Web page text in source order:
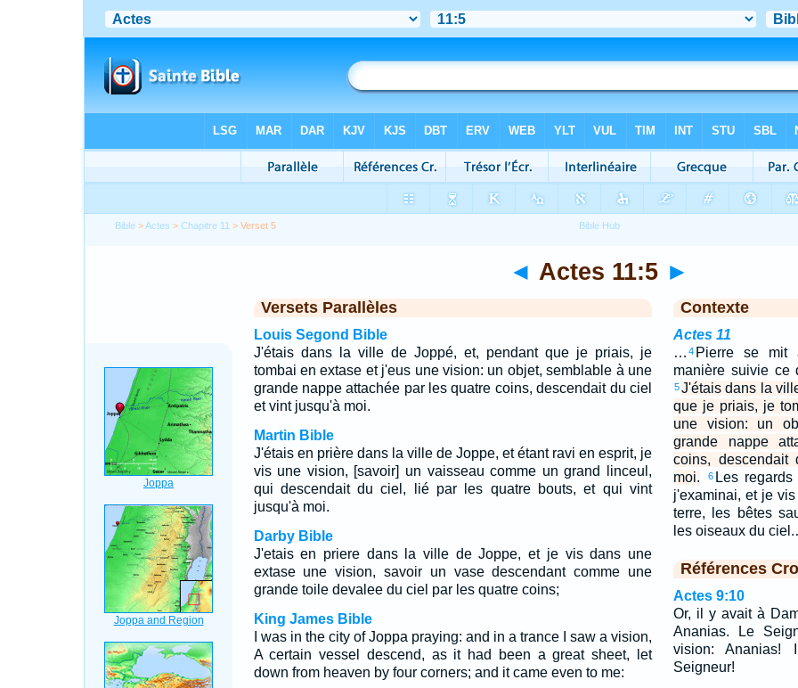
Bible >Actes >Chapitre 11 > Verset 5
◄ Actes 11:5 ►
Versets Parallèles
Louis Segond Bible
J'étais dans la ville de Joppé, et, pendant que je priais, je
tombai en extase et j'eus une vision: un objet, semblable à une
grande nappe attachée par les quatre coins, descendait du ciel
et vint jusqu'à moi.
Martin Bible
J'étais en prière dans la ville de Joppe, et étant ravi en esprit, je
vis une vision, [savoir] un vaisseau comme un grand linceul,
qui descendait du ciel, lié par les quatre bouts, et qui vint
jusqu'à moi.
Darby Bible
J'etais en priere dans la ville de Joppe, et je vis dans une
extase une vision, savoir un vase descendant comme une
grande toile devalee du ciel par les quatre coins;
King James Bible
I was in the city of Joppa praying: and in a trance I saw a vision,
A certain vessel descend, as it had been a great sheet, let
down from heaven by four corners; and it came even to me:
Contexte
Actes 11
… 4 Pierre se mit
manière suivie ce
5J'étais dans la
que je priais, je
une vision: un
grande nappe
coins,
moi.
6 Les
j'examinai, et je
terre, les bêtes
les oiseaux du
Références
Actes 9:10
Or, il y avait à
Ananias. Le
vision: Ananias!
Seigneur!